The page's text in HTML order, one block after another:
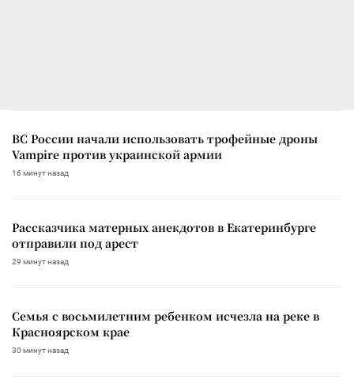
ВС России начали использовать трофейные дроны
Vampire против украинской армии
16 минут назад
Рассказчика матерных анекдотов в Екатеринбурге
отправили под арест
29 минут назад
Семья с восьмилетним ребенком исчезла на реке в
Красноярском крае
30 минут назад